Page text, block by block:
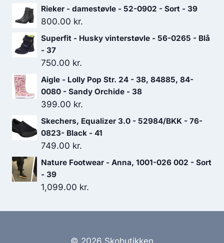
599.00 kr..419.30 kr..
Rieker - damestøvle - 52-0902 - Sort - 39
800.00 kr.
Superfit - Husky vinterstøvle - 56-0265 - Blå
- 37
750.00 kr.
Aigle - Lolly Pop Str. 24 - 38, 84885, 84-
0080 - Sandy Orchide - 38
399.00 kr.
Skechers, Equalizer 3.0 - 52984/BKK - 76-
0823- Black - 41
749.00 kr.
Nature Footwear - Anna, 1001-026 002 - Sort
- 39
1,099.00 kr.
© 2026 Skobutikken